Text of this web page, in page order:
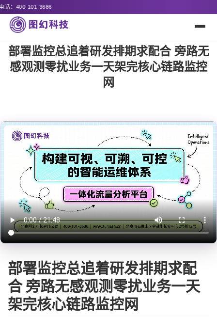
部署监控总追着研发排期求配合 旁路无
感观测零扰业务一天架完核心链路监控
网
部署监控总追着研发排期求配
合 旁路无感观测零扰业务一天
架完核心链路监控网